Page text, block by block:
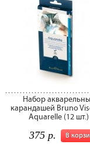
Набор
карандашей Bruno
Aquarelle (12 шт.)
В
375 р.